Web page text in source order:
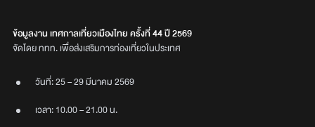
ข้อมูลงาน เทศกาลเที่ยวเมืองไทย ครั้งที่ 44 ปี 2569
จัดโดย ททท. เพื่อส่งเสริมการท่องเที่ยวในประเทศ
วันที่: 25 – 29 มีนาคม 2569
เวลา: 10.00 – 21.00 น.